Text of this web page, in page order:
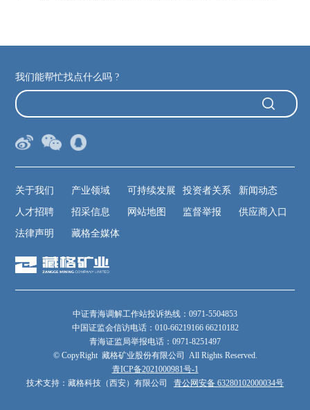
我们能帮忙找点什么吗 ?
关于我们 产业领域 可持续发展 投资者关系
新闻动态
人才招聘
招采信息 网站地图 监督举报
供应商入口
法律声明
藏格全媒体
中证青海调解工作站投诉热线：0971-5504853
中国证监会信访电话：010-66219166 66210182
青海证监局举报电话：0971-8251497
© CopyRight 藏格矿业股份有限公司 All Rights Reserved.
青ICP备2021000981号-1
技术支持：藏格科技（西安）有限公司
青公网安备 63280102000034号